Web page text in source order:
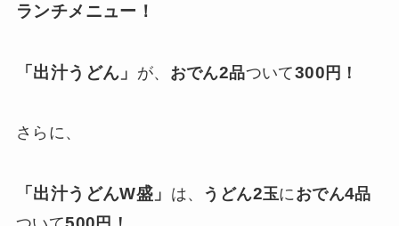
ランチメニュー！
「出汁うどん」 が、 おでん2品ついて300 円！
さらに、
「出汁うどんW盛」 は、 うどん2玉におでん4品